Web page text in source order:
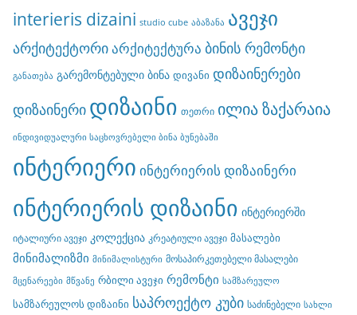
interieris dizaini studio cube აბაზანა ავეჯი
არქიტექტორიარქიტექტურა ბინის რემონტი
განათება გარემონტებული ბინა დივანი დიზაინერები
დიზაინერი დიზაინი თეთრი ილია ზაქარაია
ინდივიდუალური საცხოვრებელი ბინა ბუნებაში
ინტერიერი ინტერიერის დიზაინერი
ინტერიერის დიზაინი ინტერიერში
იტალიური ავეჯი კოლექცია კრეატიული ავეჯი მასალები
მინიმალიზმი მინიმალისტური მოსაპირკეთებელი მასალები
მცენარეები მწვანე რბილი ავეჯი რემონტი სამზარეულო
სამზარეულოს დიზაინი საპროექტო კუბი საძინებელი სახლი